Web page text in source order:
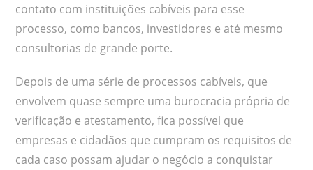
contato com instituições cabíveis para esse
processo, como bancos, investidores e até mesmo
consultorias de grande porte.
Depois de uma série de processos cabíveis, que
envolvem quase sempre uma burocracia própria de
verificação e atestamento, fica possível que
empresas e cidadãos que cumpram os requisitos de
cada caso possam ajudar o negócio a conquistar